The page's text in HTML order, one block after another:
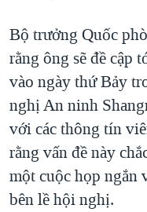
Bộ trưởng Quốc
rằng ông sẽ đề cập
vào ngày thứ Bảy
nghị An ninh
với các thông tín
rằng vấn đề này
một cuộc họp ngắn
bên lề hội nghị.